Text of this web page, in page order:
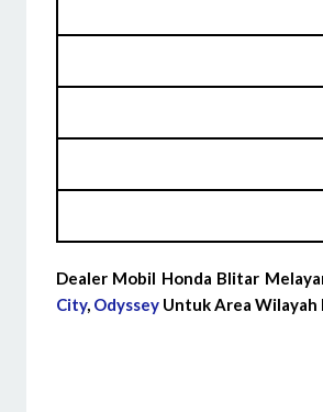
Dealer Mobil Honda Blitar
City, OdysseyUntuk Area Wilayah